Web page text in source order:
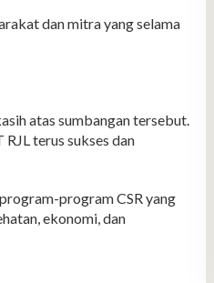
dan mitra yang selama
atas sumbangan tersebut.
terus sukses dan
program CSR yang
ekonomi, dan